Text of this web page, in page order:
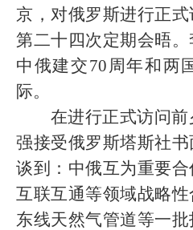
京，对俄罗斯进行正
第二十四次定期会晤
中俄建交70 周年和两
际。
在进行正式访问
强接受俄罗斯塔斯社
谈到：中俄互为重要合
互联互通等领域战略
东线天然气管道等一